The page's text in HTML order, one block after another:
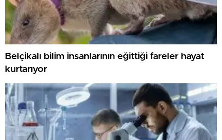
Belçikalı bilim insanlarının eğittiği fareler hayat
kurtarıyor